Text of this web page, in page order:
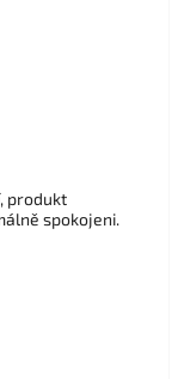
produkt
spokojeni.